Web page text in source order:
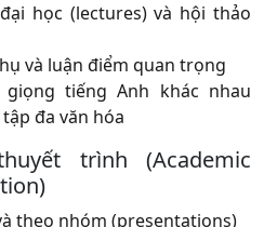
học (lectures) và hội thảo
và luận điểm quan trọng
tiếng Anh khác nhau
đa văn hóa
trình (Academic
theo nhóm (presentations)